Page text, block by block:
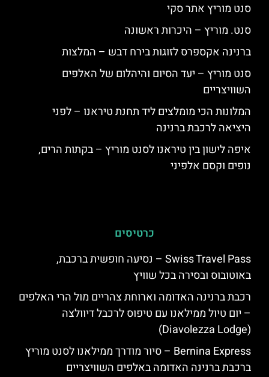
סנט מוריץ אתר סקי
סנט. מוריץ – היכרות ראשונה
ברנינה אקספרס לזוגות בירח דבש – המלצות
סנט מוריץ – יעד הסיום והיהלום של האלפים
השוויצריים
המלונות הכי מומלצים ליד תחנת טיראנו – לפני
היציאה לרכבת ברנינה
איפה לישון בין טיראנו לסנט מוריץ – בקתות הרים,
נופים וקסם אלפיני
כרטיסים
Swiss Travel Pass – נסיעה חופשית ברכבת,
באוטובוס ובסירה בכל שוויץ
רכבת ברנינה האדומה וארוחת צהריים מול הרי האלפים
– יום טיול ממילאנו עם טיפוס לרכבל דיוולצה
(Diavolezza Lodge)
Bernina Express – סיור מודרך ממילאנו לסנט מוריץ
ברכבת ברנינה האדומה באלפים השוויצריים